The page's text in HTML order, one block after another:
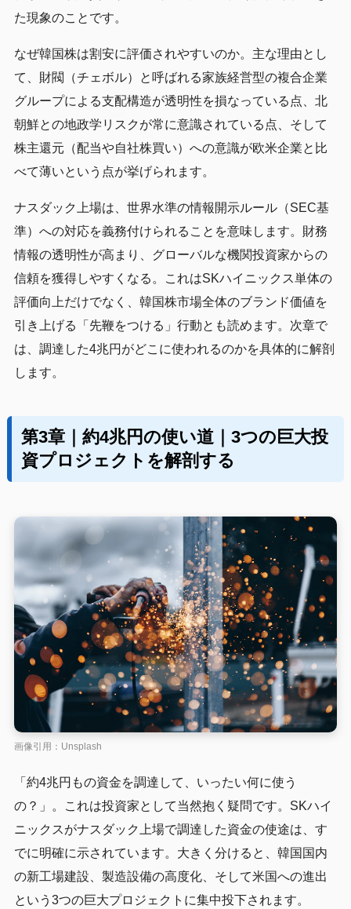
た現象のことです。
なぜ韓国株は割安に評価されやすいのか。主な理由とし
て、財閥（チェボル）と呼ばれる家族経営型の複合企業
グループによる支配構造が透明性を損なっている点、北
朝鮮との地政学リスクが常に意識されている点、そして
株主還元（配当や自社株買い）への意識が欧米企業と比
べて薄いという点が挙げられます。
ナスダック上場は、世界水準の情報開示ルール（SEC基
準）への対応を義務付けられることを意味します。財務
情報の透明性が高まり、グローバルな機関投資家からの
信頼を獲得しやすくなる。これはSKハイニックス単体の
評価向上だけでなく、韓国株市場全体のブランド価値を
引き上げる「先鞭をつける」行動とも読めます。次章で
は、調達した4兆円がどこに使われるのかを具体的に解剖
します。
第3章｜約4兆円の使い道｜3つの巨大投
資プロジェクトを解剖する
画像引用：Unsplash
「約4兆円もの資金を調達して、いったい何に使う
の？」。これは投資家として当然抱く疑問です。SKハイ
ニックスがナスダック上場で調達した資金の使途は、す
でに明確に示されています。大きく分けると、韓国国内
の新工場建設、製造設備の高度化、そして米国への進出
という3つの巨大プロジェクトに集中投下されます。